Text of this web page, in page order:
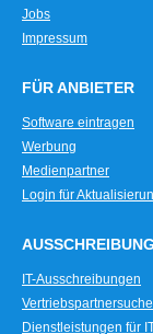
Jobs
Impressum
FÜR ANBIETER
Software eintragen
Werbung
Medienpartner
Login für
IT-Ausschreibungen
Vertriebspartnersuche
Dienstleistungen für